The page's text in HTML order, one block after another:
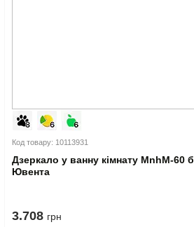
Код товару: 10113931
Дзеркало у ванну кімнату MnhM-60
Ювента
3.708 грн